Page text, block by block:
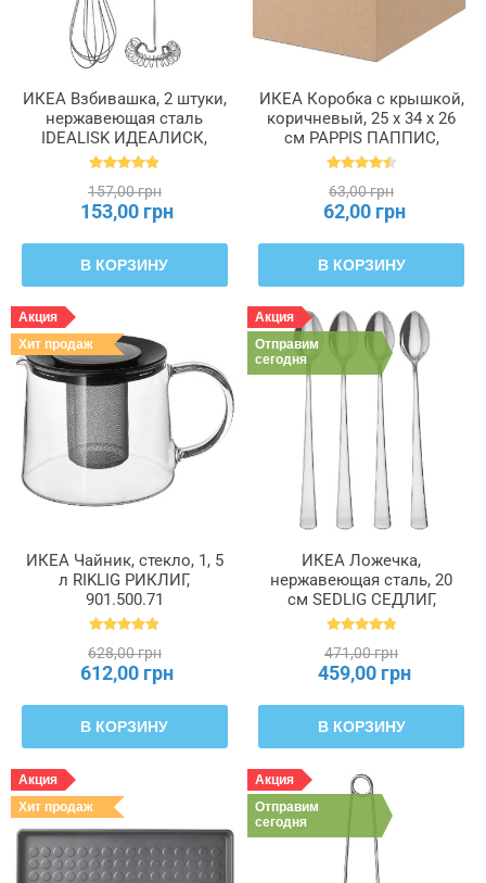
ИКЕА Взбивашка, 2 штуки,
нержавеющая сталь
IDEALISK ИДЕАЛИСК,
500.931.72
157,00 грн
153,00 грн
В КОРЗИНУ
ИКЕА Коробка с крышкой,
коричневый, 25 x 34 x 26
см PAPPIS ПАППИС,
001.004.67
63,00 грн
62,00 грн
В КОРЗИНУ
Акция
Хит продаж
ИКЕА Чайник, стекло, 1, 5
л RIKLIG РИКЛИГ,
901.500.71
628,00 грн
612,00 грн
В КОРЗИНУ
Акция
Отправим
сегодня
ИКЕА Ложечка,
нержавеющая сталь, 20
см SEDLIG СЕДЛИГ,
401.885.85
471,00 грн
459,00 грн
В КОРЗИНУ
Акция
Хит продаж
Акция
Отправим
сегодня